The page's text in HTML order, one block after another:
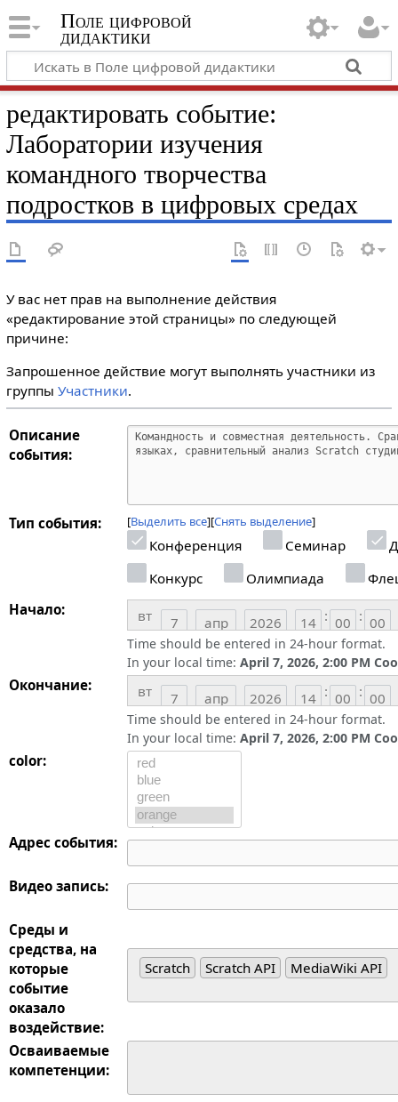
Поле цифровой
дидактики
редактировать событие:
Лаборатории изучения
командного творчества
подростков в цифровых средах
У вас нет прав на выполнение действия
«редактирование этой страницы» по следующей
причине:
Запрошенное действие могут выполнять участники из
группы Участники.
Описание
события:
Тип события: Выделить все Снять выделение
Конференция Семинар
Конкурс
Олимпиада
Начало:
вт : :
Time should be entered in 24-hour format.
In your local time: April 7, 2026, 2:00 PM
Окончание: вт : :
Time should be entered in 24-hour format.
In your local time: April 7, 2026, 2:00 PM
color:
Адрес события:
Видео запись:
Среды и
средства, на
которые
событие
оказало
воздействие:
Scratch Scratch API MediaWiki API
Осваиваемые
компетенции: